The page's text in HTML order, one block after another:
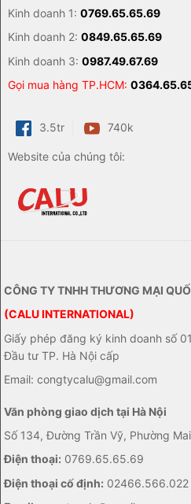
Kinh doanh 1: 0769.65.65.69
Kinh doanh 2: 0849.65.65.69
Kinh doanh 3: 0987.49.67.69
Gọi mua hàng TP.HCM:
3.5tr 740k
Website của chúng tôi:
CÔNG TY TNHH THƯƠNG MẠI
(CALU INTERNATIONAL)
Giấy phép đăng ký kinh doanh số
Đầu tư TP. Hà Nội cấp
Email: congtycalu@gmail.com
Văn phòng giao dịch tại Hà Nội
Số 134, Đường Trần Vỹ, Phường
Điện thoại: 0769.65.65.69
Điện thoại cố định: 02466.566.022